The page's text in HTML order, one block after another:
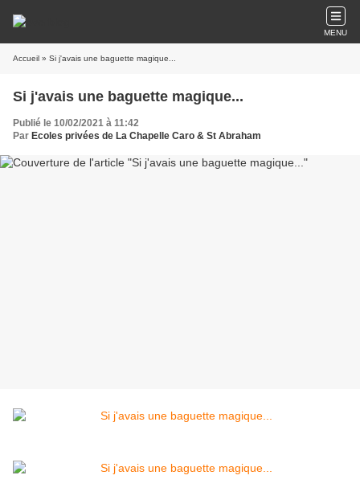
MENU
Accueil » Si j'avais une baguette magique...
Si j'avais une baguette magique...
Publié le 10/02/2021 à 11:42
Par Ecoles privées de La Chapelle Caro & St Abraham